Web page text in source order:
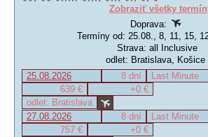
Zobraziť všetky
Doprava:
Termíny od: 25.08., 8, 11, 15,
Strava: all Inclusive
odlet: Bratislava, Košice
25.08.2026
8 dní
Last Minute
639 €
+0 €
odlet: Bratislava
27.08.2026
8 dní
Last Minute
757 €
+0 €